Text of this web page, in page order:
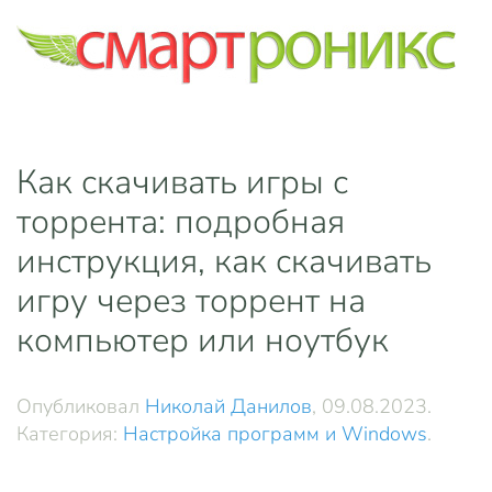
Skip to main content
Как скачивать игры с
торрента: подробная
инструкция, как скачивать
игру через торрент на
компьютер или ноутбук
Опубликовал Николай Данилов, 09.08.2023.
Категория: Настройка программ и Windows.